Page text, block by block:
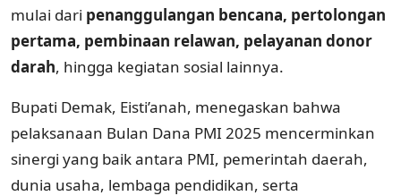
mulai dari penanggulangan bencana, pertolongan
pertama, pembinaan relawan, pelayanan donor
darah, hingga kegiatan sosial lainnya.
Bupati Demak, Eisti’anah, menegaskan bahwa
pelaksanaan Bulan Dana PMI 2025 mencerminkan
sinergi yang baik antara PMI, pemerintah daerah,
dunia usaha, lembaga pendidikan, serta